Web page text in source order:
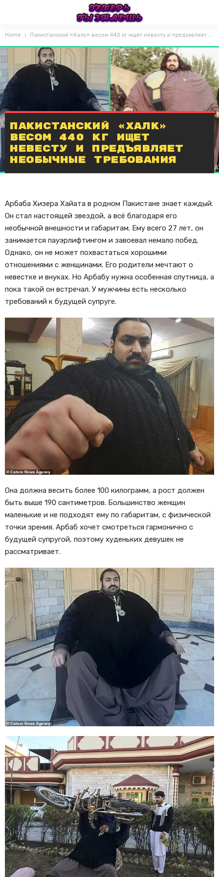
Home Пакистанский «Халк» весом 440 кг ищет невесту и предъявляет необычные требования
Пакистанский «Халк»
весом 440 кг ищет
невесту и предъявляет
необычные требования
Арбаба Хизера Хайата в родном Пакистане знает каждый.
Он стал настоящей звездой, а всё благодаря его
необычной внешности и габаритам. Ему всего 27 лет, он
занимается пауэрлифтингом и завоевал немало побед.
Однако, он не может похвастаться хорошими
отношениями с женщинами. Его родители мечтают о
невестке и внуках. Но Арбабу нужна особенная спутница, а
пока такой он встречал. У мужчины есть несколько
требований к будущей супруге.
Она должна весить более 100 килограмм, а рост должен
быть выше 190 сантиметров. Большинство женщин
маленькие и не подходят ему по габаритам, с физической
точки зрения. Арбаб хочет смотреться гармонично с
будущей супругой, поэтому худеньких девушек не
рассматривает.